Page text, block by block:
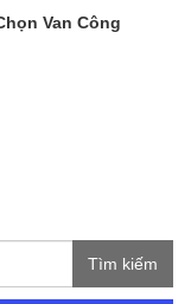
Van Công
Tìm kiếm